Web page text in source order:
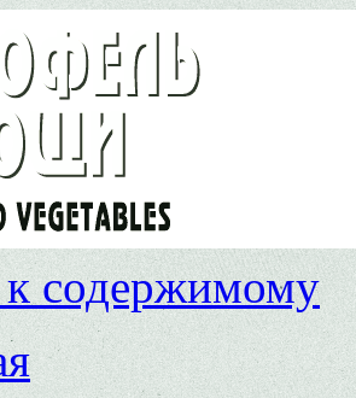
содержимому